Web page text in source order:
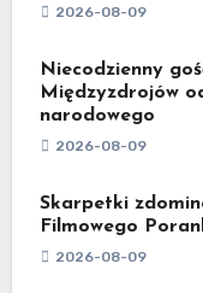
2026-08-09
Niecodzienny
Międzyzdrojów
narodowego
2026-08-09
Skarpetki
Filmowego
2026-08-09